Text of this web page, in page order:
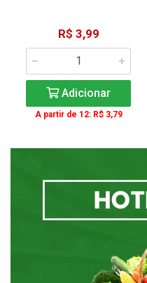
R$ 3,99
Adicionar
A partir de 12: R$ 3,79